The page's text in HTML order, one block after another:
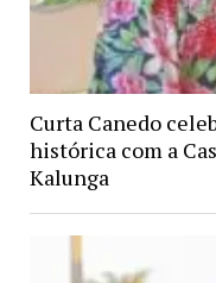
Curta Canedo
histórica com a
Kalunga